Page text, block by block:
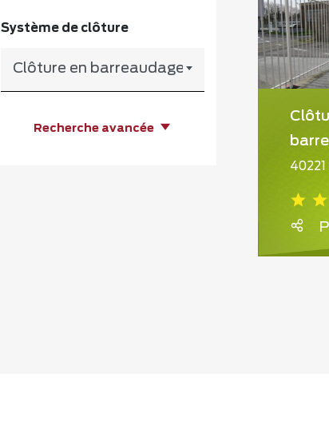
Système de clôture
Clôture en barreaudage
Recherche avancée